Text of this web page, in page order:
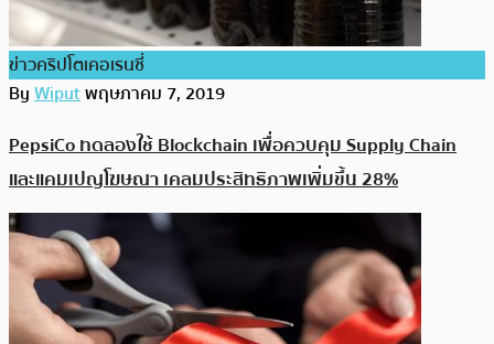
ข่าวคริปโตเคอเรนซี่
ByWiputพฤษภาคม 7, 2019
PepsiCo ทดลองใช้ Blockchain เพื่อควบคุม Supply Chain
และแคมเปญโฆษณา เคลมประสิทธิภาพเพิ่มขึ้น 28%